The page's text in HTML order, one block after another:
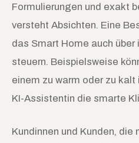
Formulierungen und exakt
versteht Absichten. Eine
das Smart Home auch
steuern. Beispielsweise
einem zu warm oder zu
KI-Assistentin die smarte
Kundinnen und Kunden,